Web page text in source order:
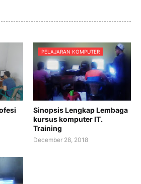
PELAJARAN KOMPUTER
Sinopsis Lengkap Lembaga
kursus komputer IT.
Training
December 28, 2018